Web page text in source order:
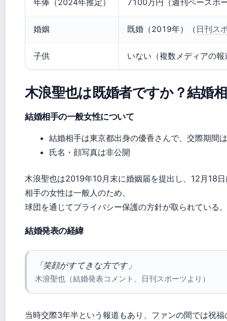
年俸（2024年推定） 7100万円（週刊ベースボ
婚姻 既婚（2019年）（ 日刊ス
子供 いない（複数メディアの
木浪聖也は既婚者ですか？結婚
結婚相手の一般女性について
結婚相手は東京都出身の優香さんで、交際期間
氏名・顔写真は非公開
木浪聖也は2019年10月末に婚姻届を提出し、12月18
相手の女性は一般人のため、
球団を通じてプライバシー保護の方針が取られている。
結婚発表の経緯
「笑顔がすてきな方です」
木浪聖也（結婚発表コメント、日刊スポーツより）
当時交際3年半という報道もあり、ファンの間では祝